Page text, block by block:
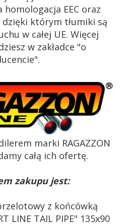
homologacja EEC oraz
dzięki którym tłumiki są
w całej UE. Więcej
w zakładce "o
marki RAGAZZON
całą ich ofertę.
zakupu jest:
z końcówką
LINE TAIL PIPE" 135x90